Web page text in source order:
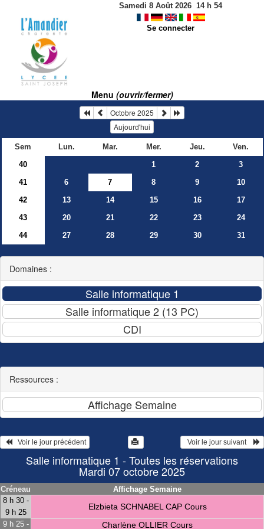
Samedi 8 Août 2026 14h 54
Se connecter
Menu (ouvrir/fermer)
Octobre 2025
Aujourd'hui
Sem Lun. Mar. Mer. Jeu.
Ven.
40
1 2
3
41
6 7 8 9
10
42
13 14 15 16
17
43
20 21 22 23
24
44
27 28 29 30 31
Domaines :
Ressources :
   Voir le jour précédent
  Voir le jour suivant
Salle informatique 1 - Toutes les réservations
Mardi 07 octobre 2025
Créneau
Affichage Semaine
8 h 30 -
9 h 25
Elzbieta SCHNABEL CAP Cours
9 h 25 - Charlène OLLIER Cours